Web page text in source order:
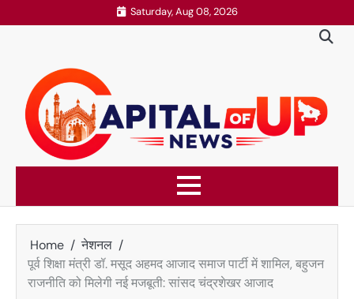
to
Saturday, Aug 08, 2026
Home
नेशनल
पूर्व शिक्षा मंत्री डॉ. मसूद अहमद आजाद समाज पार्टी में शामिल, बहुजन
राजनीति को मिलेगी नई मजबूती: सांसद चंद्रशेखर आजाद